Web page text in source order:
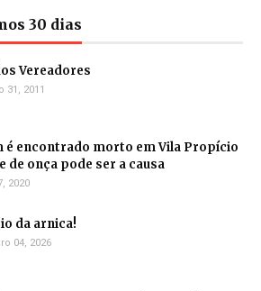
30 dias
Vereadores
31, 2011
é encontrado morto em Vila Propício
de onça pode ser a causa
2020
da arnica!
04, 2026